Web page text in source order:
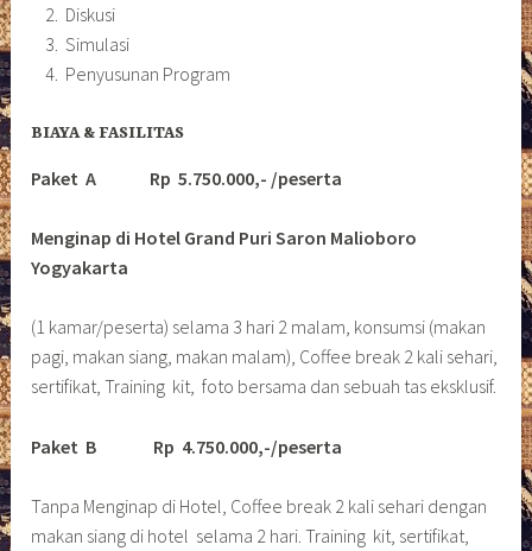
Diskusi
Simulasi
Penyusunan Program
BIAYA & FASILITAS
Paket A Rp 5.750.000,- /peserta
Menginap di Hotel Grand Puri Saron Malioboro
Yogyakarta
(1 kamar/peserta) selama 3 hari 2 malam, konsumsi (makan
pagi, makan siang, makan malam), Coffee break 2 kali sehari,
sertifikat, Training kit, foto bersama dan sebuah tas eksklusif.
Paket B Rp 4.750.000,-/peserta
Tanpa Menginap di Hotel, Coffee break 2 kali sehari dengan
makan siang di hotel selama 2 hari. Training kit, sertifikat,